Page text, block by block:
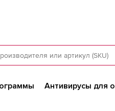
Антивирусы для